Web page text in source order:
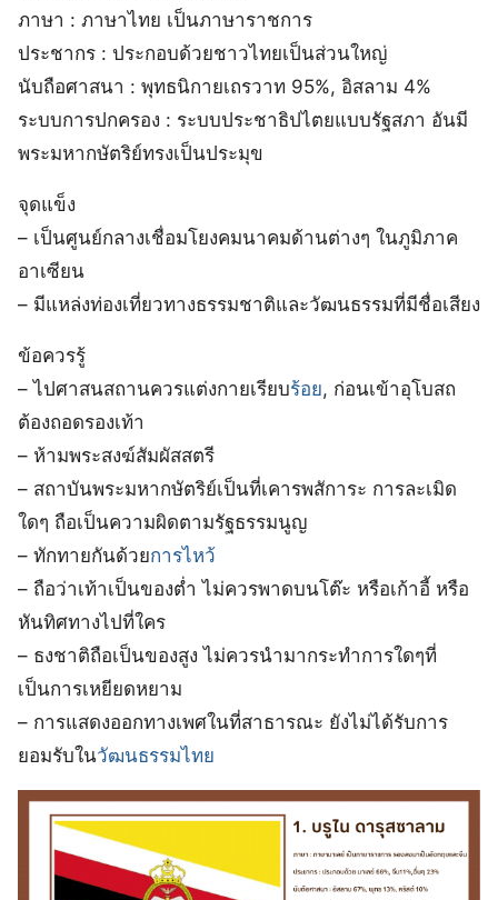
ภาษา : ภาษาไทย เป็นภาษาราชการ
ประชากร : ประกอบด้วยชาวไทยเป็นส่วนใหญ่
นับถือศาสนา : พุทธนิกายเถรวาท 95%, อิสลาม 4%
ระบบการปกครอง : ระบบประชาธิปไตยแบบรัฐสภา อันมี
พระมหากษัตริย์ทรงเป็นประมุข
จุดแข็ง
– เป็นศูนย์กลางเชื่อมโยงคมนาคมด้านต่างๆ ในภูมิภาค
อาเซียน
– มีแหล่งท่องเที่ยวทางธรรมชาติและวัฒนธรรมที่มีชื่อเสียง
ข้อควรรู้
– ไปศาสนสถานควรแต่งกายเรียบร้อย, ก่อนเข้าอุโบสถ
ต้องถอดรองเท้า
– ห้ามพระสงฆ์สัมผัสสตรี
– สถาบันพระมหากษัตริย์เป็นที่เคารพสัการะ การละเมิด
ใดๆ ถือเป็นความผิดตามรัฐธรรมนูญ
– ทักทายกันด้วยการไหว้
– ถือว่าเท้าเป็นของต่ ไม่ควรพาดบนโต๊ะ หรือเก้าอี้ หรือ
หันทิศทางไปที่ใคร
– ธงชาติถือเป็นของสูง ไม่ควรนำมากระทำการใดๆที่
เป็นการเหยียดหยาม
– การแสดงออกทางเพศในที่สาธารณะ ยังไม่ได้รับการ
ยอมรับในวัฒนธรรมไทย